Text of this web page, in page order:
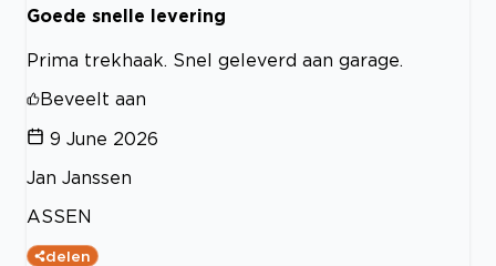
Goede snelle levering
Prima trekhaak. Snel geleverd aan garage.
Beveelt aan
9 June 2026
Jan Janssen
ASSEN
delen